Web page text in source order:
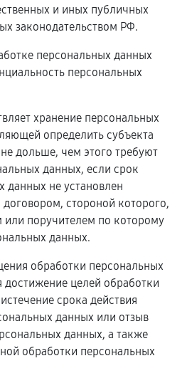
и иных публичных
законодательством РФ.
персональных данных
персональных
хранение персональных
определить субъекта
дольше, чем этого требуют
данных, если срок
данных не установлен
стороной которого,
или поручителем по которому
данных.
обработки персональных
целей обработки
срока действия
данных или отзыв
данных, а также
обработки персональных